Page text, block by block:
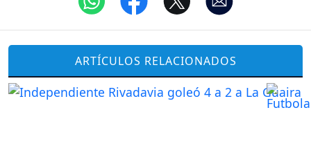
ARTÍCULOS RELACIONADOS